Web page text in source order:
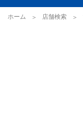
ホーム 店舗検索